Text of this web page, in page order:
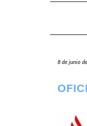
8 de junio